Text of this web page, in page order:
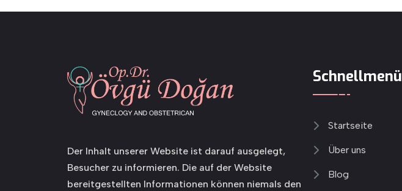
Der Inhalt unserer Website ist darauf ausgelegt,
Besucher zu informieren. Die auf der Website
bereitgestellten Informationen können niemals den
Schnellmenü
Startseite
Über uns
Blog